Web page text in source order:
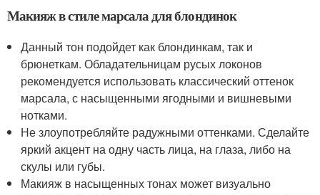
Макияж в стиле марсала для блондинок
Данный тон подойдет как блондинкам, так и
брюнеткам. Обладательницам русых локонов
рекомендуется использовать классический оттенок
марсала, с насыщенными ягодными и вишневыми
нотками.
Не злоупотребляйте радужными оттенками. Сделайте
яркий акцент на одну часть лица, на глаза, либо на
скулы или губы.
Макияж в насыщенных тонах может визуально